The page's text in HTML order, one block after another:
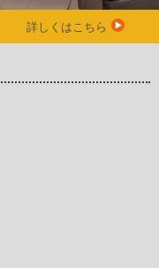
詳しくはこちら